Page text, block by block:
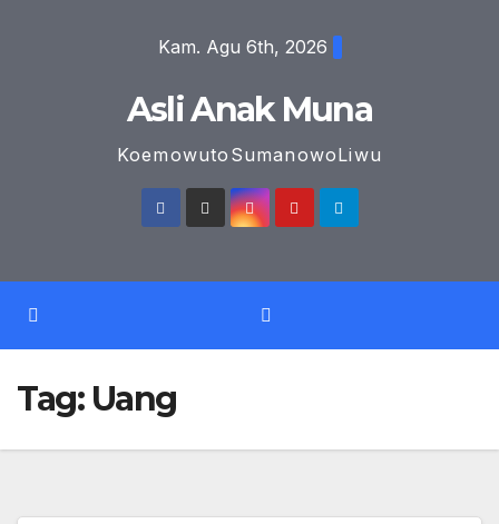
Kam. Agu 6th, 2026
Asli Anak Muna
KoemowutoSumanowoLiwu
Tag: Uang